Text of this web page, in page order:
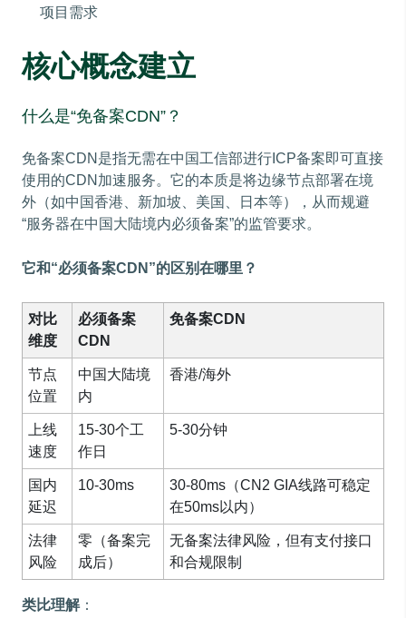
项目需求
核心概念建立
什么是“免备案CDN”？
免备案CDN是指无需在中国工信部进行ICP备案即可直接
使用的CDN加速服务。它的本质是将边缘节点部署在境
外（如中国香港、新加坡、美国、日本等），从而规避
“服务器在中国大陆境内必须备案”的监管要求。
它和“必须备案CDN”的区别在哪里？
对比
维度
必须备案
CDN
免备案CDN
节点
位置
中国大陆境
内
香港/海外
上线
速度
15-30个工
作日
5-30分钟
国内
延迟
10-30ms
30-80ms（CN2 GIA线路可稳定
在50ms以内）
法律
风险
零（备案完
成后）
无备案法律风险，但有支付接口
和合规限制
类比理解：